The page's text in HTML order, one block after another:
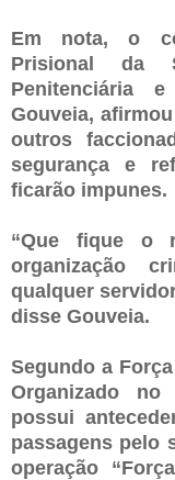
Em nota, o
Prisional da
Penitenciária
Gouveia,
outros
segurança e
ficarão impunes.
“Que fique o
organização
qualquer
disse Gouveia.
Segundo a
Organizado no
possui
passagens pelo
operação